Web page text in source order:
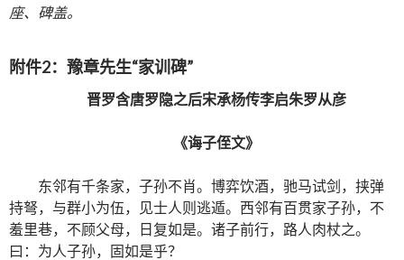
座、碑盖。
附件2：豫章先生“家训碑”
晋罗含唐罗隐之后宋承杨传李启朱罗从彦
《诲子侄文》
东邻有千条家，子孙不肖。博弈饮酒，驰马试剑，挟弹
持弩，与群小为伍，见士人则逃遁。西邻有百贯家子孙，不
羞里巷，不顾父母，日复如是。诸子前行，路人肉杖之。
曰：为人子孙，固如是乎？